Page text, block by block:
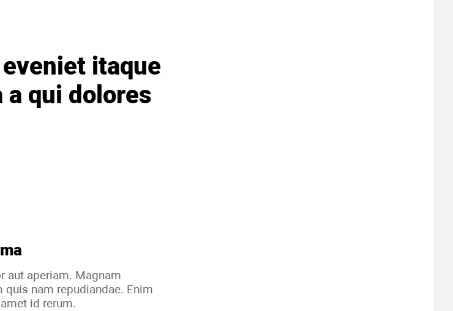
itaque
qui dolores
aut aperiam. Magnam
nam repudiandae. Enim
id rerum.